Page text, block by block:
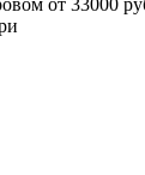
от 33000